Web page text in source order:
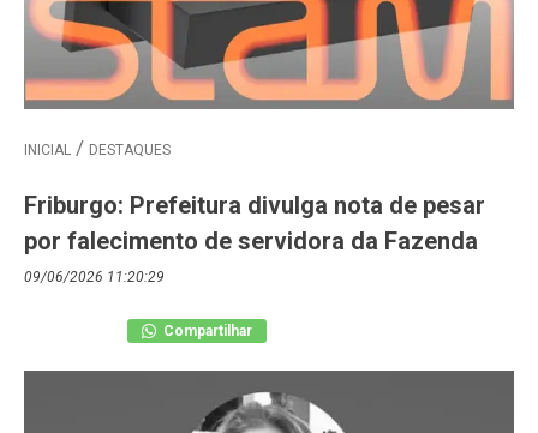
INICIAL DESTAQUES
Friburgo: Prefeitura divulga nota de pesar
por falecimento de servidora da Fazenda
09/06/2026 11:20:29
Compartilhar